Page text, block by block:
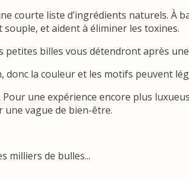
courte liste d’ingrédients naturels. À
et aident à éliminer les toxines.
billes vous détendront après
la couleur et les motifs peuvent
une expérience encore plus
vague de bien-être.
milliers de bulles...